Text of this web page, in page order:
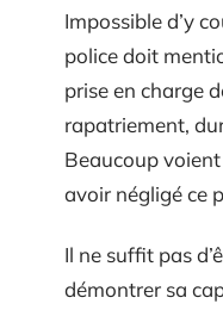
Impossible d’y
police doit
prise en charge
rapatriement,
Beaucoup
avoir négligé ce
Il ne suffit pas
démontrer sa